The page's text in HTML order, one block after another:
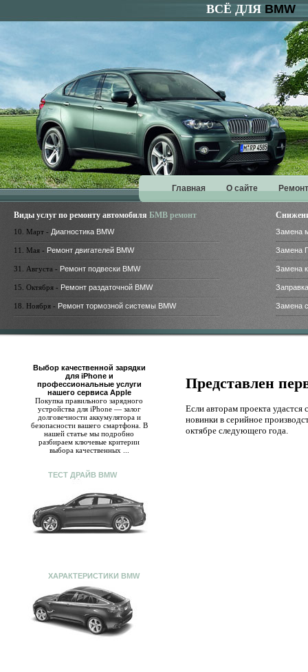
ВСЁ ДЛЯ BMW
Главная О сайте
Виды услуг по ремонту автомобиля БМВ ремонт
10. Март - Диагностика BMW
11. Мая - Ремонт двигателей BMW
31. Августа - Ремонт подвески BMW
15. Октября - Ремонт раздаточной BMW
18. Ноября - Ремонт тормозной системы BMW
Замена
Замена
Замена
Замена
Выбор качественной зарядки
для iPhone и
профессиональные услуги
нашего сервиса Apple
Покупка правильного зарядного
устройства для iPhone — залог
долговечности аккумулятора и
безопасности вашего смартфона. В
нашей статье мы подробно
разбираем ключевые критерии
выбора качественных ...
ТЕСТ ДРАЙВ BMW
ХАРАКТЕРИСТИКИ BMW
Представлен
Если авторам проекта удастся
новинки в серийное
октябре следующего года.